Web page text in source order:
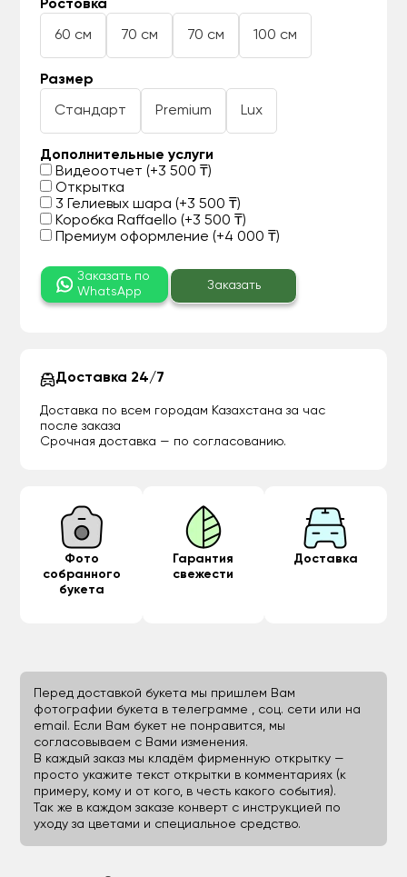
Ростовка
60 см 70 см 70 см 100 см
Размер
Стандарт Premium Lux
Дополнительные услуги
Видеоотчет (+3 500 ₸)
Открытка
3 Гелиевых шара (+3 500 ₸)
Коробка Raffaello (+3 500 ₸)
Премиум оформление (+4 000 ₸)
Заказать по
WhatsApp
Заказать
Доставка 24/7
Доставка по всем городам Казахстана за час
после заказа
Срочная доставка — по согласованию.
Фото
собранного
букета
Гарантия
свежести
Доставка
Перед доставкой букета мы пришлем Вам
фотографии букета в телеграмме , соц. сети или на
email. Если Вам букет не понравится, мы
согласовываем с Вами изменения.
В каждый заказ мы кладём фирменную открытку —
просто укажите текст открытки в комментариях (к
примеру, кому и от кого, в честь какого события).
Так же в каждом заказе конверт с инструкцией по
уходу за цветами и специальное средство.